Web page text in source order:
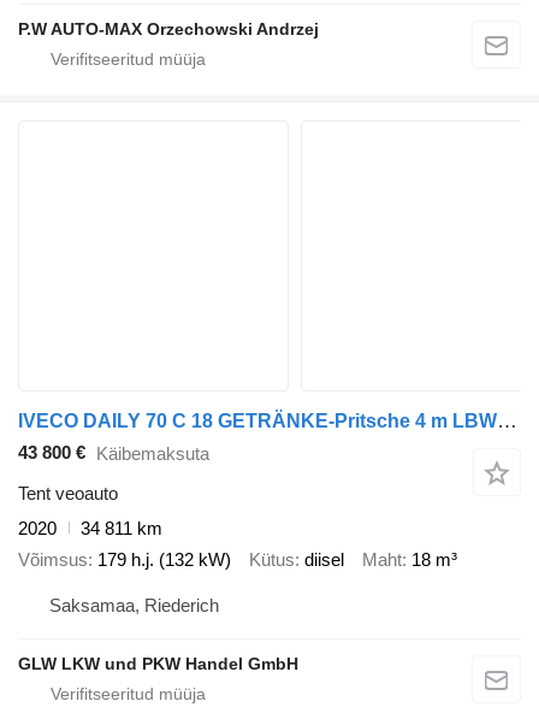
P.W AUTO-MAX Orzechowski Andrzej
IVECO DAILY 70 C 18 GETRÄNKE-Pritsche 4 m LBW 1 to
43 800 € Käibemaksuta
Tent veoauto
2020
34 811 km
Võimsus 179 h.j. (132 kW) Kütus diisel Maht 18 m³
Saksamaa, Riederich
GLW LKW und PKW Handel GmbH